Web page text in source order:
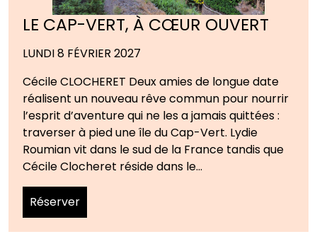
LE CAP-VERT, À CŒUR OUVERT
LUNDI 8 FÉVRIER 2027
Cécile CLOCHERET Deux amies de longue date
réalisent un nouveau rêve commun pour nourrir
l’esprit d’aventure qui ne les a jamais quittées :
traverser à pied une île du Cap-Vert. Lydie
Roumian vit dans le sud de la France tandis que
Cécile Clocheret réside dans le…
Réserver